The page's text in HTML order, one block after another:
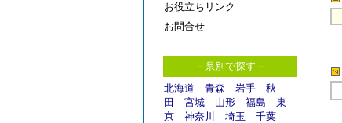
お役立ちリンク
お問合せ
－県別で探す－
北海道
青森 岩手
秋
田
宮城 山形 福島
東
京
神奈川 埼玉
千葉